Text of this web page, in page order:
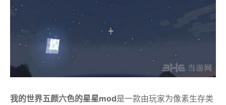
我的世界五颜六色的星星mod是一款由玩家为像素生存类